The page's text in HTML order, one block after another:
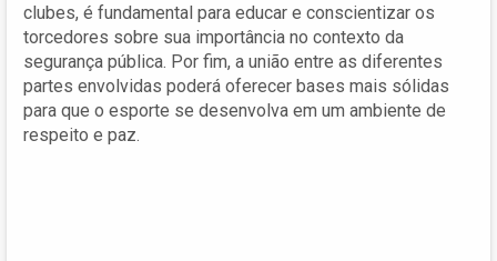
clubes, é fundamental para educar e conscientizar os
torcedores sobre sua importância no contexto da
segurança pública. Por fim, a união entre as diferentes
partes envolvidas poderá oferecer bases mais sólidas
para que o esporte se desenvolva em um ambiente de
respeito e paz.